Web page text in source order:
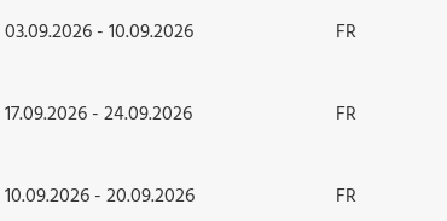
03.09.2026 - 10.09.2026 FR
17.09.2026 - 24.09.2026 FR
10.09.2026 - 20.09.2026 FR